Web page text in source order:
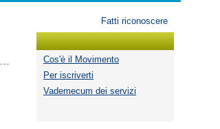
Fatti riconoscere
Cos'è il Movimento
Per iscriverti
Vademecum dei servizi